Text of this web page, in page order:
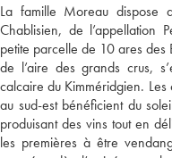
La famille Moreau dispose
Chablisien, de l’appellation
petite parcelle de 10 ares des
de l’aire des grands crus,
calcaire du Kimméridgien.
au sud-est bénéficient du
produisant des vins tout en
les premières à être